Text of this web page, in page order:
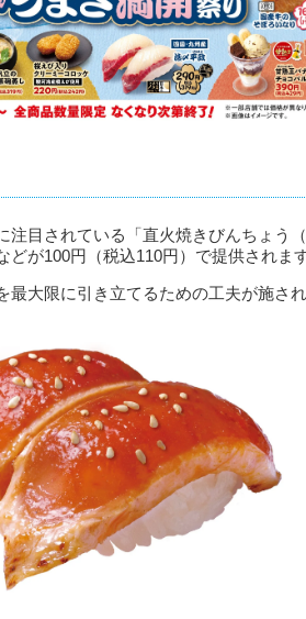
注目されている「直火焼きびんちょう
が100円（税込110円）で提供されます
最大限に引き立てるための工夫が施さ